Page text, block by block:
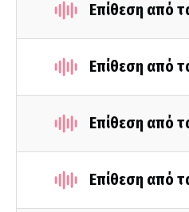
Επίθεση από
Επίθεση από
Επίθεση από
Επίθεση από